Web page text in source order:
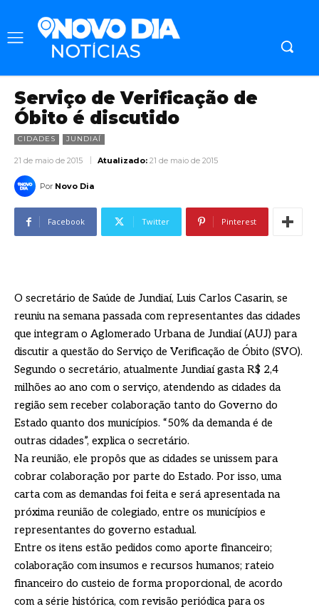
Serviço de Verificação de
Óbito é discutido
CIDADES JUNDIAÍ
21 de maio de 2015 Atualizado: 21 de maio de 2015
Por Novo Dia
Facebook Twitter Pinterest
O secretário de Saúde de Jundiaí, Luis Carlos Casarin, se
reuniu na semana passada com representantes das cidades
que integram o Aglomerado Urbana de Jundiaí (AUJ) para
discutir a questão do Serviço de Verificação de Óbito (SVO).
Segundo o secretário, atualmente Jundiaí gasta R$ 2,4
milhões ao ano com o serviço, atendendo as cidades da
região sem receber colaboração tanto do Governo do
Estado quanto dos municípios. “50% da demanda é de
outras cidades”, explica o secretário.
Na reunião, ele propôs que as cidades se unissem para
cobrar colaboração por parte do Estado. Por isso, uma
carta com as demandas foi feita e será apresentada na
próxima reunião de colegiado, entre os municípios e
representantes do governo estadual.
Entre os itens estão pedidos como aporte financeiro;
colaboração com insumos e recursos humanos; rateio
financeiro do custeio de forma proporcional, de acordo
com a série histórica, com revisão periódica para os